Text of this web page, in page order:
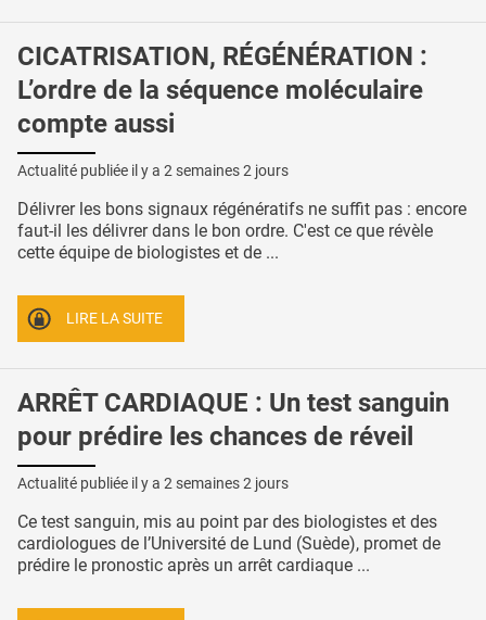
CICATRISATION, RÉGÉNÉRATION :
L’ordre de la séquence moléculaire
compte aussi
Actualité publiée il y a 2 semaines 2 jours
Délivrer les bons signaux régénératifs ne suffit pas : encore
faut-il les délivrer dans le bon ordre. C'est ce que révèle
cette équipe de biologistes et de ...
LIRE LA SUITE
ARRÊT CARDIAQUE : Un test sanguin
pour prédire les chances de réveil
Actualité publiée il y a 2 semaines 2 jours
Ce test sanguin, mis au point par des biologistes et des
cardiologues de l’Université de Lund (Suède), promet de
prédire le pronostic après un arrêt cardiaque ...